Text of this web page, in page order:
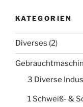
KATEGORIEN
Diverses (2)
3 Diverse
1 Schweiß- &